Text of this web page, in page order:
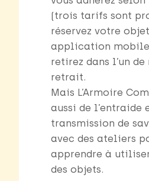
(trois tarifs sont
réservez votre
application
retirez dans l’un
retrait.
Mais L’Armoire
aussi de l’entraide
transmission de
avec des ateliers
apprendre à
des objets.